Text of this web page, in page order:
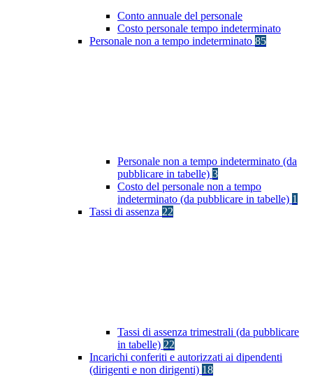
Conto annuale del personale
Costo personale tempo indeterminato
Personale non a tempo indeterminato 85
Personale non a tempo indeterminato (da
pubblicare in tabelle) 3
Costo del personale non a tempo
indeterminato (da pubblicare in tabelle) 1
Tassi di assenza 22
Tassi di assenza trimestrali (da pubblicare
in tabelle) 22
Incarichi conferiti e autorizzati ai dipendenti
(dirigenti e non dirigenti) 18